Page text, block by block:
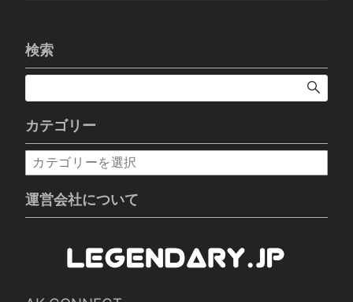
検索
カテゴリー
カ
テ
ゴ
リ
運営会社について